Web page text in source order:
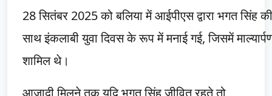
28 सितंबर 2025 को बलिया में आईपीएस द्वारा भगत सिंह
साथ इंकलाबी युवा दिवस के रूप में मनाई गई, जिसमें
शामिल थे।
आज़ादी मिलने तक यदि भगत सिंह जीवित रहते तो